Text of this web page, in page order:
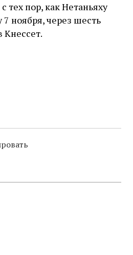
тех пор, как Нетаньяху
7 ноября, через шесть
Кнессет.